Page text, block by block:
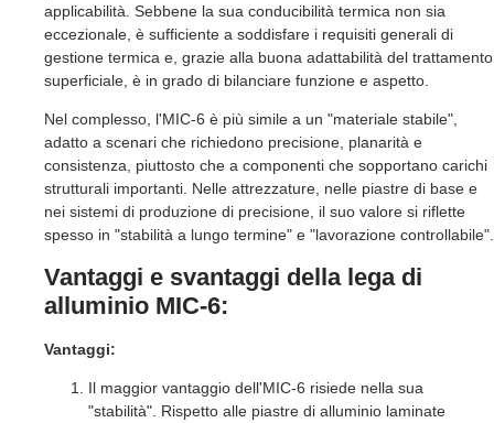
applicabilità. Sebbene la sua conducibilità termica non sia
eccezionale, è sufficiente a soddisfare i requisiti generali di
gestione termica e, grazie alla buona adattabilità del trattamento
superficiale, è in grado di bilanciare funzione e aspetto.
Nel complesso, l'MIC-6 è più simile a un "materiale stabile",
adatto a scenari che richiedono precisione, planarità e
consistenza, piuttosto che a componenti che sopportano carichi
strutturali importanti. Nelle attrezzature, nelle piastre di base e
nei sistemi di produzione di precisione, il suo valore si riflette
spesso in "stabilità a lungo termine" e "lavorazione controllabile".
Vantaggi e svantaggi della lega di
alluminio MIC-6:
Vantaggi:
Il maggior vantaggio dell'MIC-6 risiede nella sua
"stabilità". Rispetto alle piastre di alluminio laminate